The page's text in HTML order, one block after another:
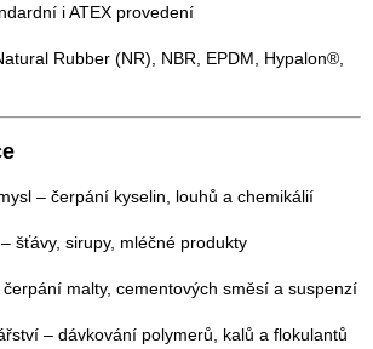
i ATEX provedení
Rubber (NR), NBR, EPDM, Hypalon®,
– čerpání kyselin, louhů a chemikálií
šťávy, sirupy, mléčné produkty
malty, cementových směsí a suspenzí
– dávkování polymerů, kalů a flokulantů